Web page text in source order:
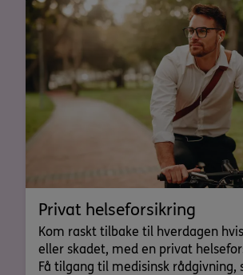
Privat helseforsikring
Kom raskt tilbake til hverdagen
eller skadet, med en privat
Få tilgang til medisinsk rådgivning,